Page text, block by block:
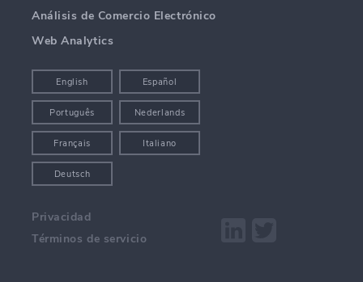
Análisis de Comercio Electrónico
Web Analytics
English Español
Português Nederlands
Français Italiano
Deutsch
Privacidad
Términos de servicio